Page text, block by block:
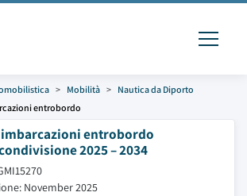
Mobilità
Nautica da Diporto
entrobordo
entrobordo
2025 – 2034
November 2025